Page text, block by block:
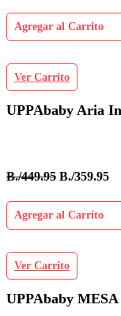
Agregar al Carrito
Ver Carrito
UPPAbaby Aria
B./449.95 B./359.95
Agregar al Carrito
Ver Carrito
UPPAbaby